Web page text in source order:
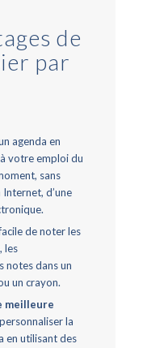
de
par
agenda en
votre emploi du
sans
d’une
de noter les
les
notes dans un
un crayon.
meilleure
la
en utilisant des